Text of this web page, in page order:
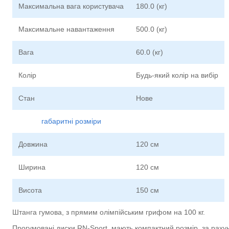
Максимальна вага користувача 180.0 (кг)
Максимальне навантаження 500.0 (кг)
Вага 60.0 (кг)
Колір Будь-який колір на вибір
Стан Нове
габаритні розміри
Довжина 120 см
Ширина 120 см
Висота 150 см
Штанга гумова, з прямим олімпійським грифом на 100 кг.